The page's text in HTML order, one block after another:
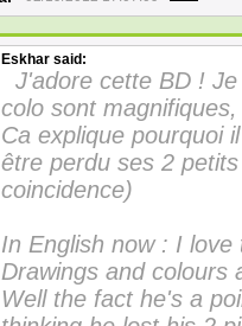
Eskhar said:
J'adore cette BD !
colo sont
Ca explique pourquoi
être perdu ses 2
coincidence)
In English now : I
Drawings and colours
Well the fact he's a